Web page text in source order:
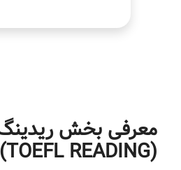
معرفی بخش
(TOEFL READING)